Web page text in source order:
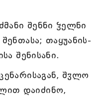
შენნი ჴელნი
თაყუანის-
შენისანი.
შჳლო
დაიძინო,